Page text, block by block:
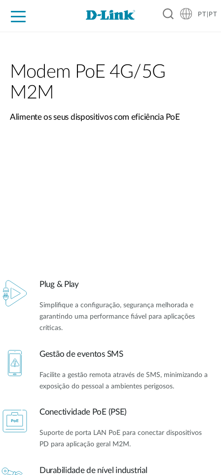
PT|PT
Modem PoE 4G/5G
M2M
Alimente os seus dispositivos com eficiência PoE
Plug & Play
Simplifique a configuração, segurança melhorada e
garantindo uma performance fiável para aplicações
críticas.
Gestão de eventos SMS
Facilite a gestão remota através de SMS, minimizando a
exposição do pessoal a ambientes perigosos.
Conectividade PoE (PSE)
Suporte de porta LAN PoE para conectar dispositivos
PD para aplicação geral M2M.
Durabilidade de nível industrial